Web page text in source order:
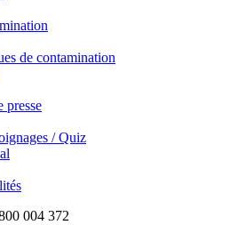
de contamination
presse
/ Quiz